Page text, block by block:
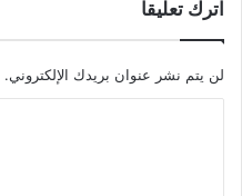
اترك تعليقاً
لن يتم نشر عنوان بريدك الإلكتروني.